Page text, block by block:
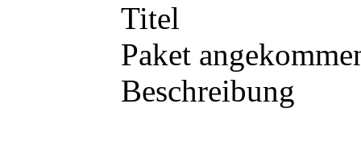
Titel
Paket
Beschreibung